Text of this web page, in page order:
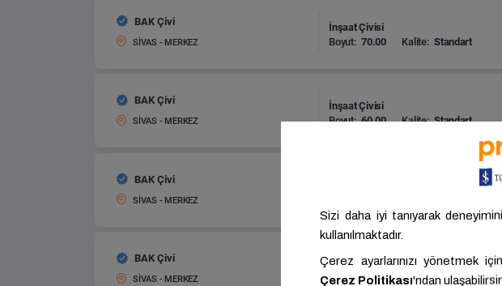
BAK Çivi
SİVAS - MERKEZ
İnşaat Çivisi
Boyut: 70.00 Kalite: Standart
BAK Çivi
SİVAS - MERKEZ
İnşaat Çivisi
Boyut: 60.00 Kalite: Standart
BAK Çivi
SİVAS - MERKEZ
BAK Çivi
SİVAS - MERKEZ
İnşaat Çivisi
Boyut: 200.00 Kalite: Standart